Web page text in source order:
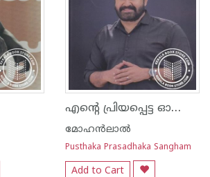
എന്റെ പ്രിയപ്പെട്ട ഓഷോ ഫലിതങ്ങള്‍
മോഹന്‍ലാല്‍
Pusthaka Prasadhaka Sangham
Add to Cart